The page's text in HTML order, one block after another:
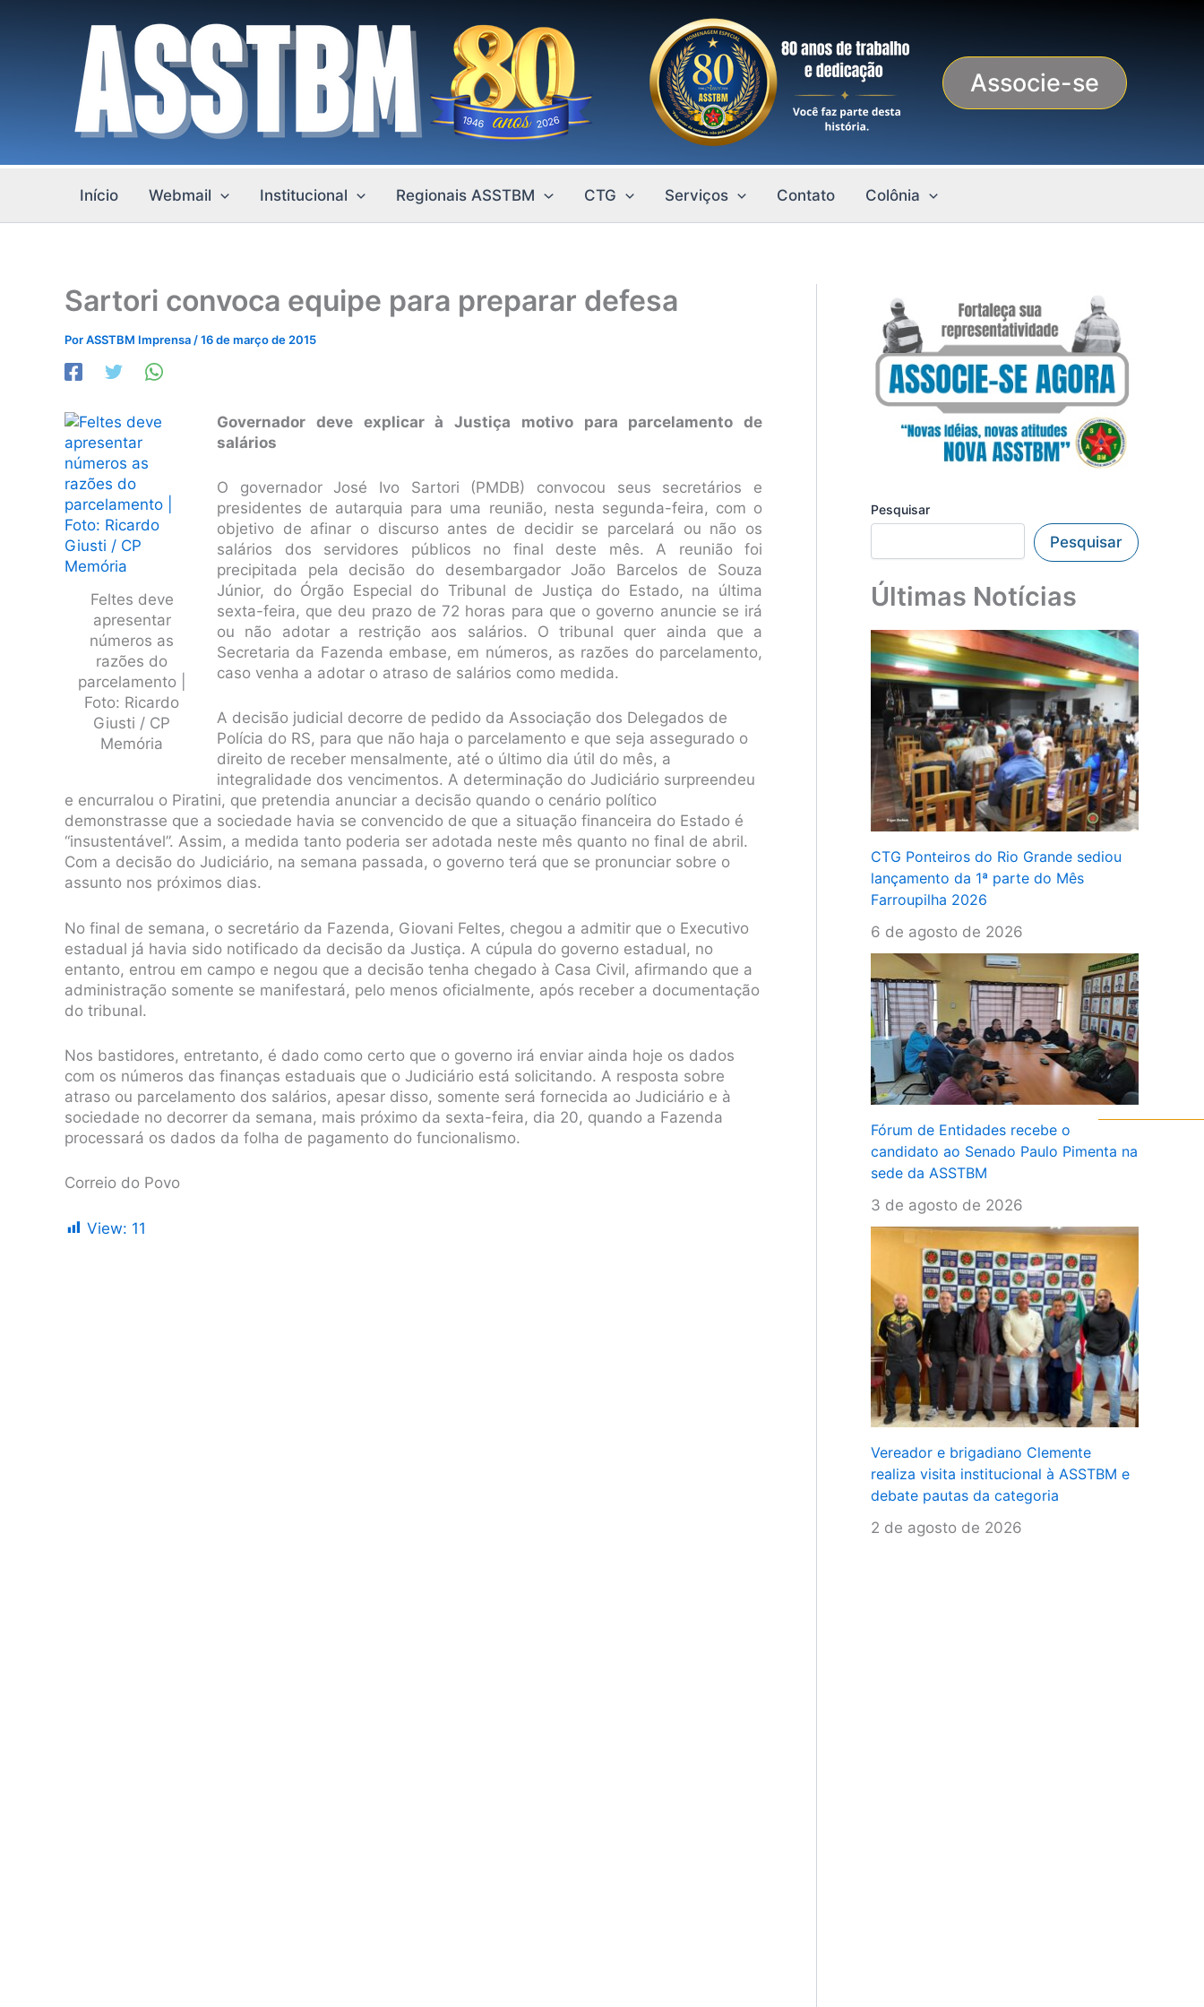
Associe-se
Início Webmail Institucional Regionais ASSTBM CTG Serviços Contato Colônia
Sartori convoca equipe para preparar defesa
PorASSTBM Imprensa /16 de março de 2015
Feltes deve
apresentar
números as
razões do
parcelamento |
Foto: Ricardo
Giusti / CP
Memória
Governador deve explicar à Justiça motivo para parcelamento de
salários
O governador José Ivo Sartori (PMDB) convocou seus secretários e
presidentes de autarquia para uma reunião, nesta segunda-feira, com o
objetivo de afinar o discurso antes de decidir se parcelará ou não os
salários dos servidores públicos no final deste mês. A reunião foi
precipitada pela decisão do desembargador João Barcelos de Souza
Júnior, do Órgão Especial do Tribunal de Justiça do Estado, na última
sexta-feira, que deu prazo de 72 horas para que o governo anuncie se irá
ou não adotar a restrição aos salários. O tribunal quer ainda que a
Secretaria da Fazenda embase, em números, as razões do parcelamento,
caso venha a adotar o atraso de salários como medida.
A decisão judicial decorre de pedido da Associação dos Delegados de
Polícia do RS, para que não haja o parcelamento e que seja assegurado o
direito de receber mensalmente, até o último dia útil do mês, a
integralidade dos vencimentos. A determinação do Judiciário surpreendeu
e encurralou o Piratini, que pretendia anunciar a decisão quando o cenário político
demonstrasse que a sociedade havia se convencido de que a situação financeira do Estado é
“insustentável”. Assim, a medida tanto poderia ser adotada neste mês quanto no final de abril.
Com a decisão do Judiciário, na semana passada, o governo terá que se pronunciar sobre o
assunto nos próximos dias.
No final de semana, o secretário da Fazenda, Giovani Feltes, chegou a admitir que o Executivo
estadual já havia sido notificado da decisão da Justiça. A cúpula do governo estadual, no
entanto, entrou em campo e negou que a decisão tenha chegado à Casa Civil, afirmando que a
administração somente se manifestará, pelo menos oficialmente, após receber a documentação
do tribunal.
Nos bastidores, entretanto, é dado como certo que o governo irá enviar ainda hoje os dados
com os números das finanças estaduais que o Judiciário está solicitando. A resposta sobre
atraso ou parcelamento dos salários, apesar disso, somente será fornecida ao Judiciário e à
sociedade no decorrer da semana, mais próximo da sexta-feira, dia 20, quando a Fazenda
processará os dados da folha de pagamento do funcionalismo.
Correio do Povo
View: 11
Pesquisar
Pesquisar
Últimas Notícias
CTG Ponteiros do Rio Grande sediou
lançamento da 1ª parte do Mês
Farroupilha 2026
6 de agosto de 2026
Fórum de Entidades recebe o
candidato ao Senado Paulo Pimenta na
sede da ASSTBM
3 de agosto de 2026
Vereador e brigadiano Clemente
realiza visita institucional à ASSTBM e
debate pautas da categoria
2 de agosto de 2026